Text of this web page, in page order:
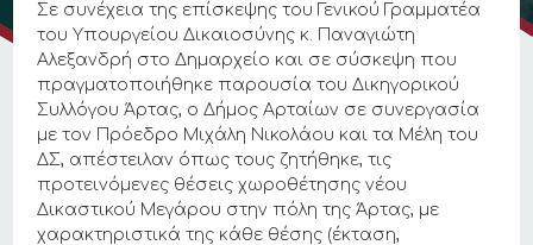
Σε συνέχεια της επίσκεψης του Γενικού Γραμματέα
του Υπουργείου Δικαιοσύνης κ. Παναγιώτη
Αλεξανδρή στο Δημαρχείο και σε σύσκεψη που
πραγματοποιήθηκε παρουσία του Δικηγορικού
Συλλόγου Άρτας, ο Δήμος Αρταίων σε συνεργασία
με τον Πρόεδρο Μιχάλη Νικολάου και τα Μέλη του
ΔΣ, απέστειλαν όπως τους ζητήθηκε, τις
προτεινόμενες θέσεις χωροθέτησης νέου
Δικαστικού Μεγάρου στην πόλη της Άρτας, με
χαρακτηριστικά της κάθε θέσης (έκταση,